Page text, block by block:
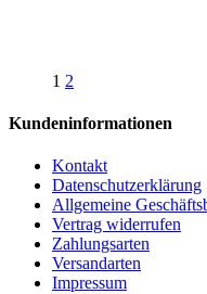
1 2
Kundeninformationen
Kontakt
Datenschutzerklärung
Allgemeine
Vertrag widerrufen
Zahlungsarten
Versandarten
Impressum